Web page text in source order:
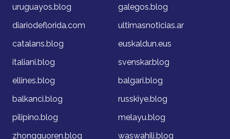
uruguayos.blog
galegos.blog
diariodeflorida.com
ultimasnoticias.ar
catalans.blog
euskaldun.eus
italiani.blog
svenskar.blog
ellines.blog
balgari.blog
balkanci.blog
russkiye.blog
pilipino.blog
melayu.blog
zhongguoren.blog
waswahili.blog